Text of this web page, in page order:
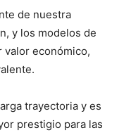
de nuestra
y los modelos de
valor económico,
trayectoria y es
prestigio para las